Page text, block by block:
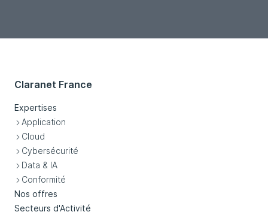
Claranet France
Expertises
Application
Cloud
Cybersécurité
Data & IA
Conformité
Nos offres
Secteurs d'Activité